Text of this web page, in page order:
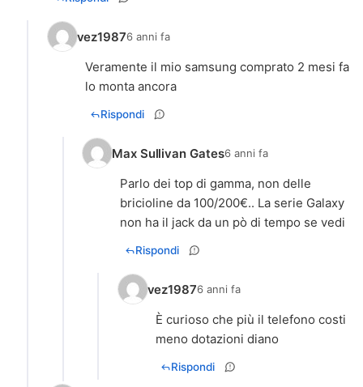
vez19876 anni fa
Veramente il mio samsung comprato 2 mesi fa
lo monta ancora
Rispondi
Max Sullivan Gates6 anni fa
Parlo dei top di gamma, non delle
bricioline da 100/200€.. La serie Galaxy
non ha il jack da un pò di tempo se vedi
Rispondi
vez19876 anni fa
È curioso che più il telefono costi
meno dotazioni diano
Rispondi